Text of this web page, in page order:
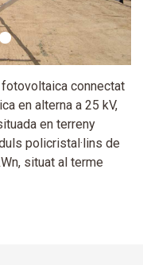
fotovoltaica connectat
en alterna a 25 kV,
en terreny
policristal·lins de
situat al terme